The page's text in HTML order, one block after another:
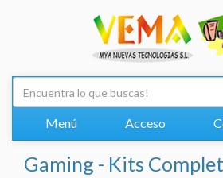
Menú Acceso
Gaming - Kits